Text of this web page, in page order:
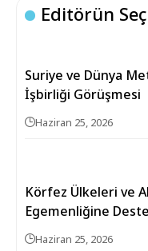
Editörün
Suriye ve Dünya
İşbirliği Görüşmesi
Haziran 25, 2026
Körfez Ülkeleri ve
Egemenliğine
Haziran 25, 2026